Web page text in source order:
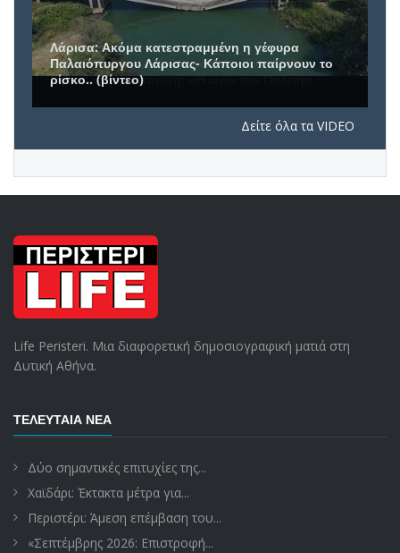
Συνέντευξη του Δημάρχου Πετρούπολης, Β.
Σίμου, στην εκπομπή: «Η ώρα του Πολίτη»
Δείτε όλα τα VIDEO
Life Peristeri. Μια διαφορετική δημοσιογραφική ματιά στη
Δυτική Αθήνα.
ΤΕΛΕΥΤΑΊΑ ΝΈΑ
Δύο σημαντικές επιτυχίες της...
Χαϊδάρι: Έκτακτα μέτρα για...
Περιστέρι: Άμεση επέμβαση του...
«Σεπτέμβρης 2026: Επιστροφή...